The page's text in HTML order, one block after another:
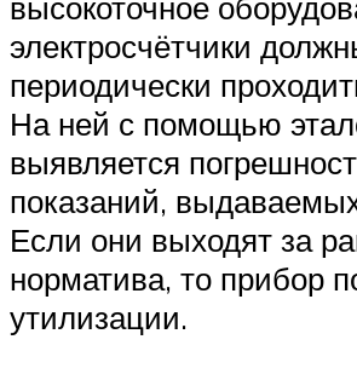
электросчётчики
периодически
На ней с помощью
выявляется
показаний,
Если они выходят за
норматива, то прибор
утилизации.